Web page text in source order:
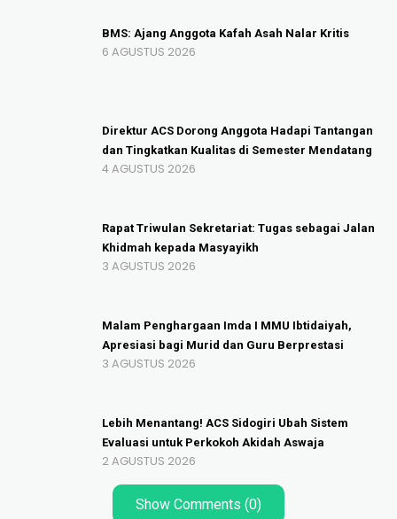
BMS: Ajang Anggota Kafah Asah Nalar Kritis
6 AGUSTUS 2026
Direktur ACS Dorong Anggota Hadapi Tantangan
dan Tingkatkan Kualitas di Semester Mendatang
4 AGUSTUS 2026
Rapat Triwulan Sekretariat: Tugas sebagai Jalan
Khidmah kepada Masyayikh
3 AGUSTUS 2026
Malam Penghargaan Imda I MMU Ibtidaiyah,
Apresiasi bagi Murid dan Guru Berprestasi
3 AGUSTUS 2026
Lebih Menantang! ACS Sidogiri Ubah Sistem
Evaluasi untuk Perkokoh Akidah Aswaja
2 AGUSTUS 2026
Show Comments (0)